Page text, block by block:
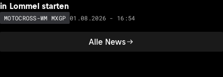
Alle News
in Lommel starten
MOTOCROSS-WM MXGP 01.08.2026 - 16:54